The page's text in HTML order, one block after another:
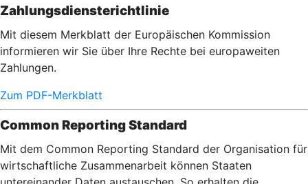
Zahlungsdiensterichtlinie
Mit diesem Merkblatt der Europäischen Kommission
informieren wir Sie über Ihre Rechte bei europaweiten
Zahlungen.
Zum PDF-Merkblatt
Common Reporting Standard
Mit dem Common Reporting Standard der Organisation für
wirtschaftliche Zusammenarbeit können Staaten